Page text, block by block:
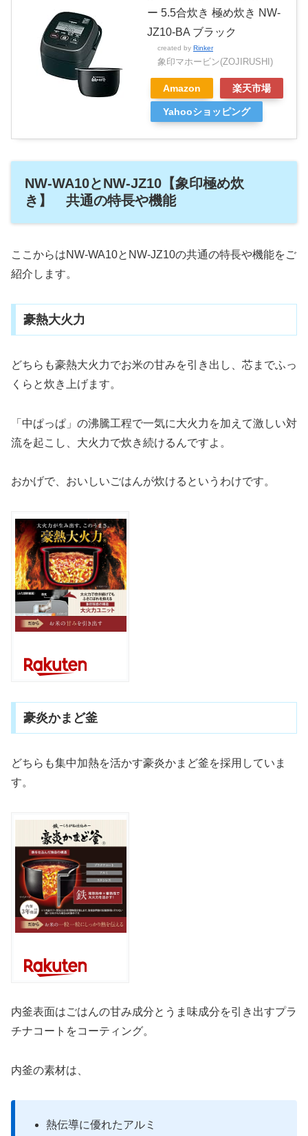
ー 5.5合炊き 極め炊き NW-
JZ10-BA ブラック
created by Rinker
象印マホービン(ZOJIRUSHI)
Amazon 楽天市場
Yahooショッピング
NW-WA10とNW-JZ10【象印極め炊
き】 共通の特長や機能
ここからはNW-WA10とNW-JZ10の共通の特長や機能をご
紹介します。
豪熱大火力
どちらも豪熱大火力でお米の甘みを引き出し、芯までふっ
くらと炊き上げます。
「中ぱっぱ」の沸騰工程で一気に大火力を加えて激しい対
流を起こし、大火力で炊き続けるんですよ。
おかげで、おいしいごはんが炊けるというわけです。
豪炎かまど釜
どちらも集中加熱を活かす豪炎かまど釜を採用していま
す。
内釜表面はごはんの甘み成分とうま味成分を引き出すプラ
チナコートをコーティング。
内釜の素材は、
熱伝導に優れたアルミ